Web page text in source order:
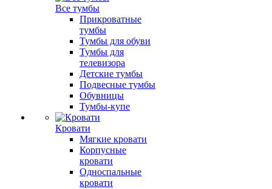
Все тумбы
Прикроватные
тумбы
Тумбы для обуви
Тумбы для
телевизора
Детские тумбы
Подвесные тумбы
Обувницы
Тумбы-купе
Кровати
Мягкие кровати
Корпусные
кровати
Односпальные
кровати